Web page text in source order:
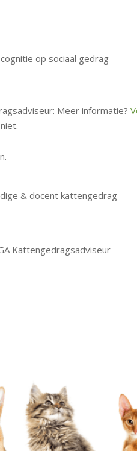
op sociaal gedrag
Meer informatie?
& docent kattengedrag
Kattengedragsadviseur